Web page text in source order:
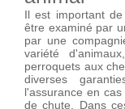
Il est important
être examiné par
par une
variété
perroquets aux
diverses
l'assurance en
de chute. Dans